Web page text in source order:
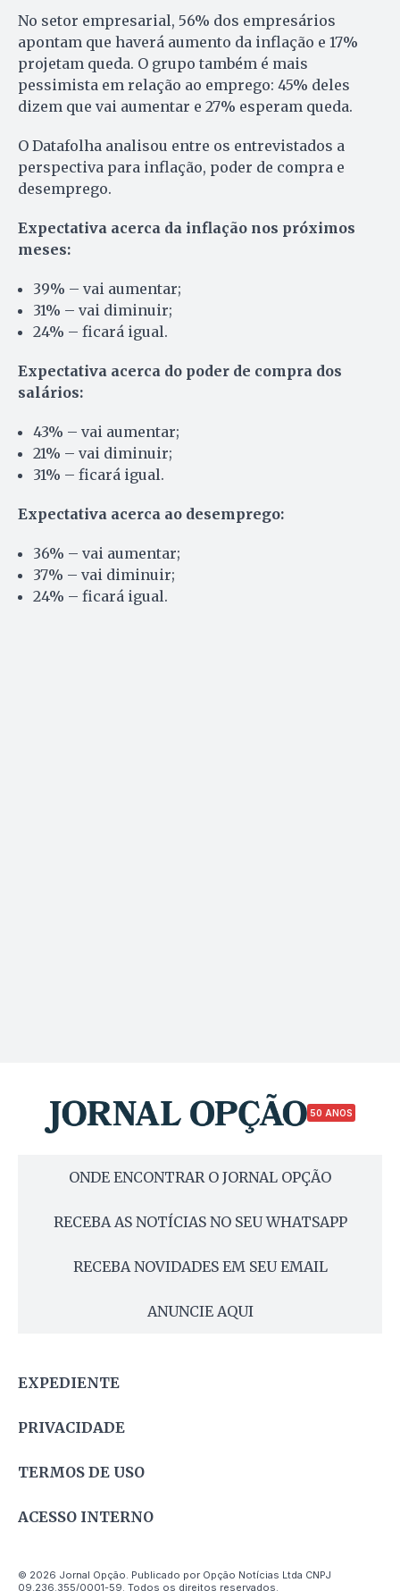
No setor empresarial, 56% dos empresários
apontam que haverá aumento da inflação e 17%
projetam queda. O grupo também é mais
pessimista em relação ao emprego: 45% deles
dizem que vai aumentar e 27% esperam queda.
O Datafolha analisou entre os entrevistados a
perspectiva para inflação, poder de compra e
desemprego.
Expectativa acerca da inflação nos próximos
meses:
39% – vai aumentar;
31% – vai diminuir;
24% – ficará igual.
Expectativa acerca do poder de compra dos
salários:
43% – vai aumentar;
21% – vai diminuir;
31% – ficará igual.
Expectativa acerca ao desemprego:
36% – vai aumentar;
37% – vai diminuir;
24% – ficará igual.
50 ANOS
ONDE ENCONTRAR O JORNAL OPÇÃO
RECEBA AS NOTÍCIAS NO SEU WHATSAPP
RECEBA NOVIDADES EM SEU EMAIL
ANUNCIE AQUI
EXPEDIENTE
PRIVACIDADE
TERMOS DE USO
ACESSO INTERNO
© 2026 Jornal Opção. Publicado por Opção Notícias Ltda CNPJ
09.236.355/0001-59. Todos os direitos reservados.